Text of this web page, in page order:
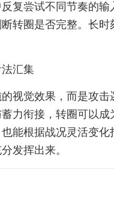
复尝试不同节奏的
转圈是否完整。长
汇集
视觉效果，而是攻
力衔接，转圈可以
能根据战况灵活变
发挥出来。